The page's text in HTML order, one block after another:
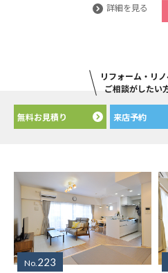
詳細を見る
リフォーム・リ
ご相談がしたい
無料お見積り 来店予約
No.223